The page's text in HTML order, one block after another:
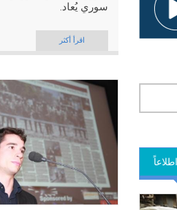
سوري يُعاد.
اقرأ أكثر
(علامة التبويب النشطة)